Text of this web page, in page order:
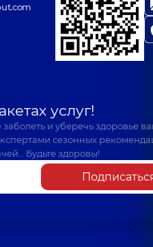
услуг!
и уберечь здоровье
сезонных
Будьте здоровы!